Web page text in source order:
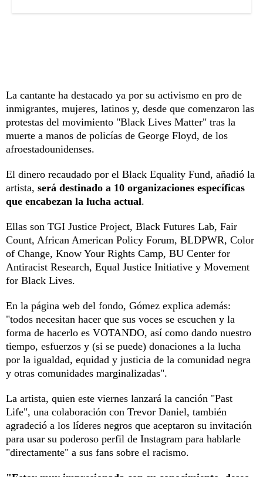
La cantante ha destacado ya por su activismo en pro de
inmigrantes, mujeres, latinos y, desde que comenzaron las
protestas del movimiento "Black Lives Matter" tras la
muerte a manos de policías de George Floyd, de los
afroestadounidenses.
El dinero recaudado por el Black Equality Fund, añadió la
artista, será destinado a 10 organizaciones específicas
que encabezan la lucha actual.
Ellas son TGI Justice Project, Black Futures Lab, Fair
Count, African American Policy Forum, BLDPWR, Color
of Change, Know Your Rights Camp, BU Center for
Antiracist Research, Equal Justice Initiative y Movement
for Black Lives.
En la página web del fondo, Gómez explica además:
"todos necesitan hacer que sus voces se escuchen y la
forma de hacerlo es VOTANDO, así como dando nuestro
tiempo, esfuerzos y (si se puede) donaciones a la lucha
por la igualdad, equidad y justicia de la comunidad negra
y otras comunidades marginalizadas".
La artista, quien este viernes lanzará la canción "Past
Life", una colaboración con Trevor Daniel, también
agradeció a los líderes negros que aceptaron su invitación
para usar su poderoso perfil de Instagram para hablarle
"directamente" a sus fans sobre el racismo.